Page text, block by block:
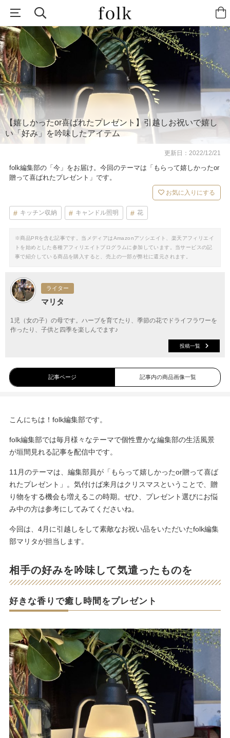
【嬉しかったor喜ばれたプレゼント】引越しお祝いで嬉し
い「好み」を吟味したアイテム
更新日：2022/12/21
folk編集部の「今」をお届け。今回のテーマは「もらって嬉しかったor
贈って喜ばれたプレゼント」です。
お気に入りにする
キッチン収納 キャンドル照明 花
※商品PRを含む記事です。当メディアはAmazonアソシエイト、楽天アフィリエイ
トを始めとした各種アフィリエイトプログラムに参加しています。当サービスの記
事で紹介している商品を購入すると、売上の一部が弊社に還元されます。
ライター
マリタ
1児（女の子）の母です。ハーブを育てたり、季節の花でドライフラワーを
作ったり、子供と四季を楽しんでます♪
投稿一覧
記事ページ 記事内の商品画像一覧
こんにちは！folk編集部です。
folk編集部では毎月様々なテーマで個性豊かな編集部の生活風景
が垣間見れる記事を配信中です。
11月のテーマは、編集部員が「もらって嬉しかったor贈って喜ば
れたプレゼント」。気付けば来月はクリスマスということで、贈
り物をする機会も増えるこの時期。ぜひ、プレゼント選びにお悩
み中の方は参考にしてみてくださいね。
今回は、4月に引越しをして素敵なお祝い品をいただいたfolk編集
部マリタが担当します。
相手の好みを吟味して気遣ったものを
好きな香りで癒し時間をプレゼント